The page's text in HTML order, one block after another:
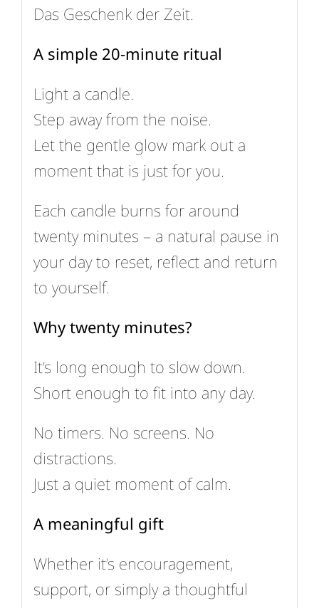
Das Geschenk der Zeit.
A simple 20-minute ritual
Light a candle.
Step away from the noise.
Let the gentle glow mark out a
moment that is just for you.
Each candle burns for around
twenty minutes – a natural pause in
your day to reset, reflect and return
to yourself.
Why twenty minutes?
It’s long enough to slow down.
Short enough to fit into any day.
No timers. No screens. No
distractions.
Just a quiet moment of calm.
A meaningful gift
Whether it’s encouragement,
support, or simply a thoughtful